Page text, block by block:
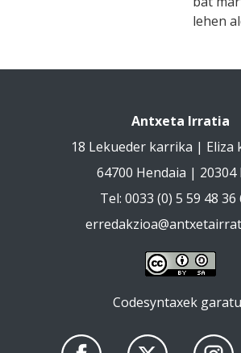
lehen
Antxeta Irratia
18 Lekueder karrika | Eliza
64700 Hendaia | 20304
Tel: 0033 (0) 5 59 48 36
Codesyntaxek